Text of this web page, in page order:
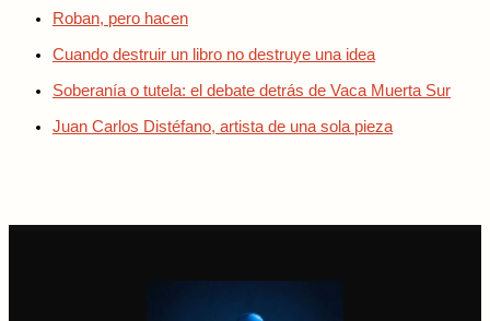
Roban, pero hacen
Cuando destruir un libro no destruye una idea
Soberanía o tutela: el debate detrás de Vaca Muerta Sur
Juan Carlos Distéfano, artista de una sola pieza